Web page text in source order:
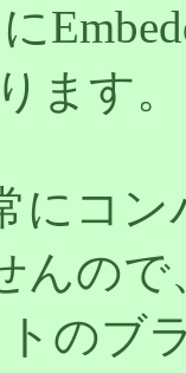
ます。
にコン
んの
のブ